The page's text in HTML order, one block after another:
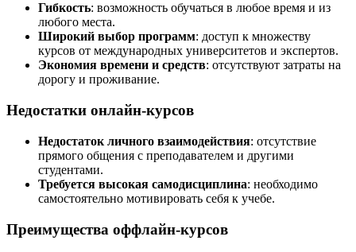
Гибкость: возможность обучаться в любое время и из
любого места.
Широкий выбор программ: доступ к множеству
курсов от международных университетов и экспертов.
Экономия времени и средств: отсутствуют затраты на
дорогу и проживание.
Недостатки онлайн-курсов
Недостаток личного взаимодействия: отсутствие
прямого общения с преподавателем и другими
студентами.
Требуется высокая самодисциплина: необходимо
самостоятельно мотивировать себя к учебе.
Преимущества оффлайн-курсов